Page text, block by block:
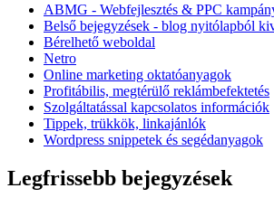
ABMG - Webfejlesztés & PPC
Belső bejegyzések - blog nyitólapból
Bérelhető weboldal
Netro
Online marketing oktatóanyagok
Profitábilis, megtérülő reklámbefektetés
Szolgáltatással kapcsolatos információk
Tippek, trükkök, linkajánlók
Wordpress snippetek és segédanyagok
Legfrissebb bejegyzések